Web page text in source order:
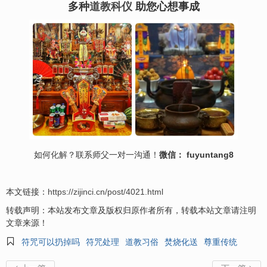
多种道教科仪助您心想事成
如何化解？联系师父一对一沟通！ 微信： fuyuntang8
本文链接： https://zijinci.cn/post/4021.html
转载声明：本站发布文章及版权归原作者所有，转载本站文章请注明
文章来源！

符咒可以扔掉吗 符咒处理 道教习俗 焚烧化送 尊重传统